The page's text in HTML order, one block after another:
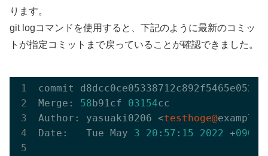
ります。
git logコマンドを使用すると、下記のように最新のコミッ
トが指定コミットまで戻っていることが確認できました。
commit
Merge: 58b91cf 03154cc
Author: yasuaki0206 <testhoge@
Date:   Tue May 3 20 : 57 : 15 2022 +0900